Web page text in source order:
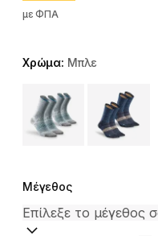
με ΦΠΑ
Χρώμα: Μπλε
Choose a variant
Μέγεθος